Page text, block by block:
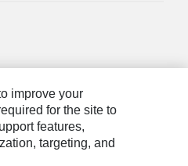
improve your
for the site to
features,
targeting, and